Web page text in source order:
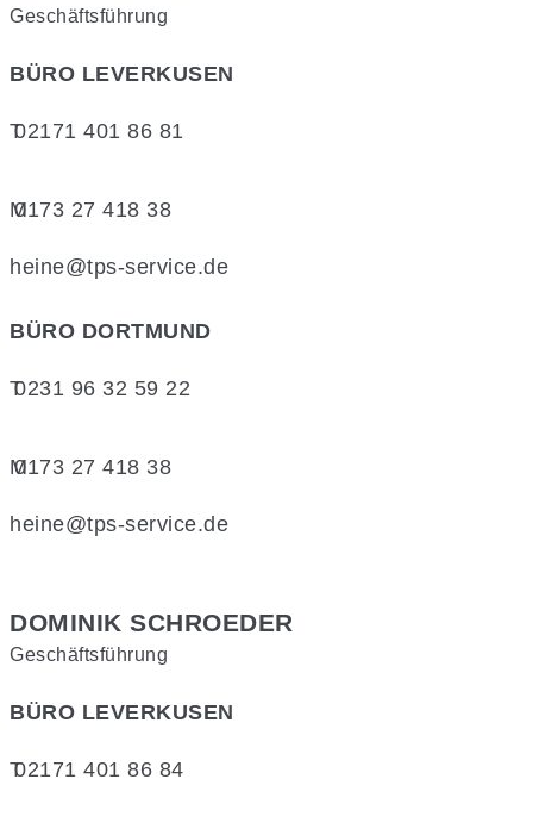
Geschäftsführung
BÜRO LEVERKUSEN
T02171 401 86 81
M
0173 27 418 38
heine@tps-service.de
BÜRO DORTMUND
T0231 96 32 59 22
M
0173 27 418 38
heine@tps-service.de
DOMINIK SCHROEDER
Geschäftsführung
BÜRO LEVERKUSEN
T02171 401 86 84